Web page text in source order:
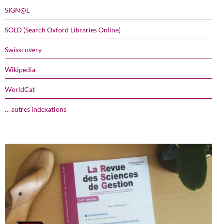
SIGN@L
SOLO (Search Oxford Libraries Online)
Swisscovery
Wikipedia
WorldCat
… autres indexations